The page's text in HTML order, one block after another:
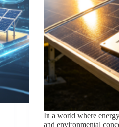
In a world where
and environmental